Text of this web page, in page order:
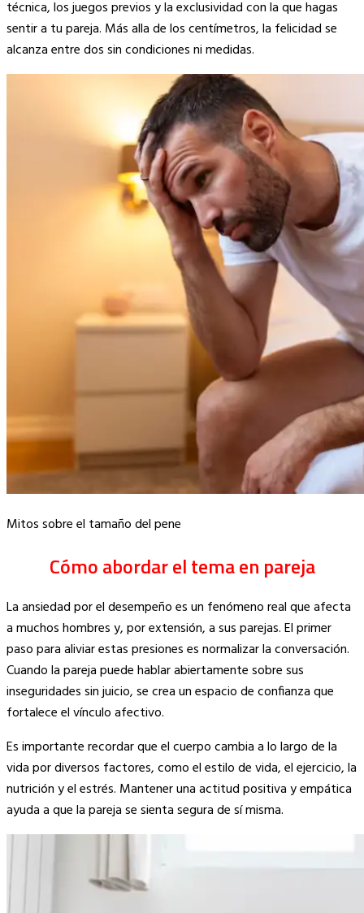
técnica, los juegos previos y la exclusividad con la que hagas
sentir a tu pareja. Más alla de los centímetros, la felicidad se
alcanza entre dos sin condiciones ni medidas.
Mitos sobre el tamaño del pene
Cómo abordar el tema en pareja
La ansiedad por el desempeño es un fenómeno real que afecta
a muchos hombres y, por extensión, a sus parejas. El primer
paso para aliviar estas presiones es normalizar la conversación.
Cuando la pareja puede hablar abiertamente sobre sus
inseguridades sin juicio, se crea un espacio de confianza que
fortalece el vínculo afectivo.
Es importante recordar que el cuerpo cambia a lo largo de la
vida por diversos factores, como el estilo de vida, el ejercicio, la
nutrición y el estrés. Mantener una actitud positiva y empática
ayuda a que la pareja se sienta segura de sí misma.